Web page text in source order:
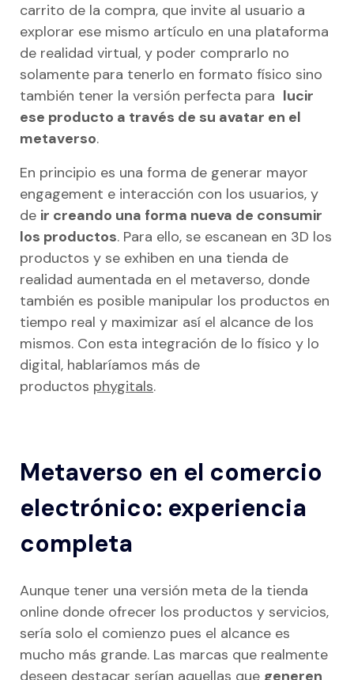
carrito de la compra, que invite al usuario a
explorar ese mismo artículo en una plataforma
de realidad virtual, y poder comprarlo no
solamente para tenerlo en formato físico sino
también tener la versión perfecta para lucir
ese producto a través de su avatar en el
metaverso.
En principio es una forma de generar mayor
engagement e interacción con los usuarios, y
de ir creando una forma nueva de consumir
los productos. Para ello, se escanean en 3D los
productos y se exhiben en una tienda de
realidad aumentada en el metaverso, donde
también es posible manipular los productos en
tiempo real y maximizar así el alcance de los
mismos. Con esta integración de lo físico y lo
digital, hablaríamos más de
productos phygitals.
Metaverso en el comercio
electrónico: experiencia
completa
Aunque tener una versión meta de la tienda
online donde ofrecer los productos y servicios,
sería solo el comienzo pues el alcance es
mucho más grande. Las marcas que realmente
deseen destacar serían aquellas que generen